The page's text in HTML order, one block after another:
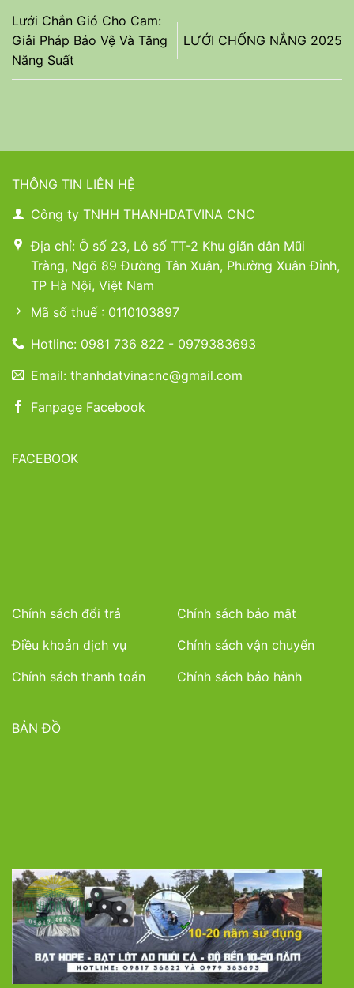
Lưới Chắn Gió Cho Cam:
Giải Pháp Bảo Vệ Và Tăng
Năng Suất
LƯỚI CHỐNG NẮNG 2025
THÔNG TIN LIÊN HỆ
Công ty TNHH THANHDATVINA CNC
Địa chỉ: Ô số 23, Lô số TT-2 Khu giãn dân Mũi
Tràng, Ngõ 89 Đường Tân Xuân, Phường Xuân Đỉnh,
TP Hà Nội, Việt Nam
Mã số thuế : 0110103897
Hotline: 0981 736 822 - 0979383693
Email: thanhdatvinacnc@gmail.com
Fanpage Facebook
FACEBOOK
Chính sách đổi trả
Chính sách bảo mật
Điều khoản dịch vụ
Chính sách vận chuyển
Chính sách thanh toán
Chính sách bảo hành
BẢN ĐỒ